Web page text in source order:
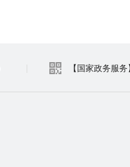
【国家政务服